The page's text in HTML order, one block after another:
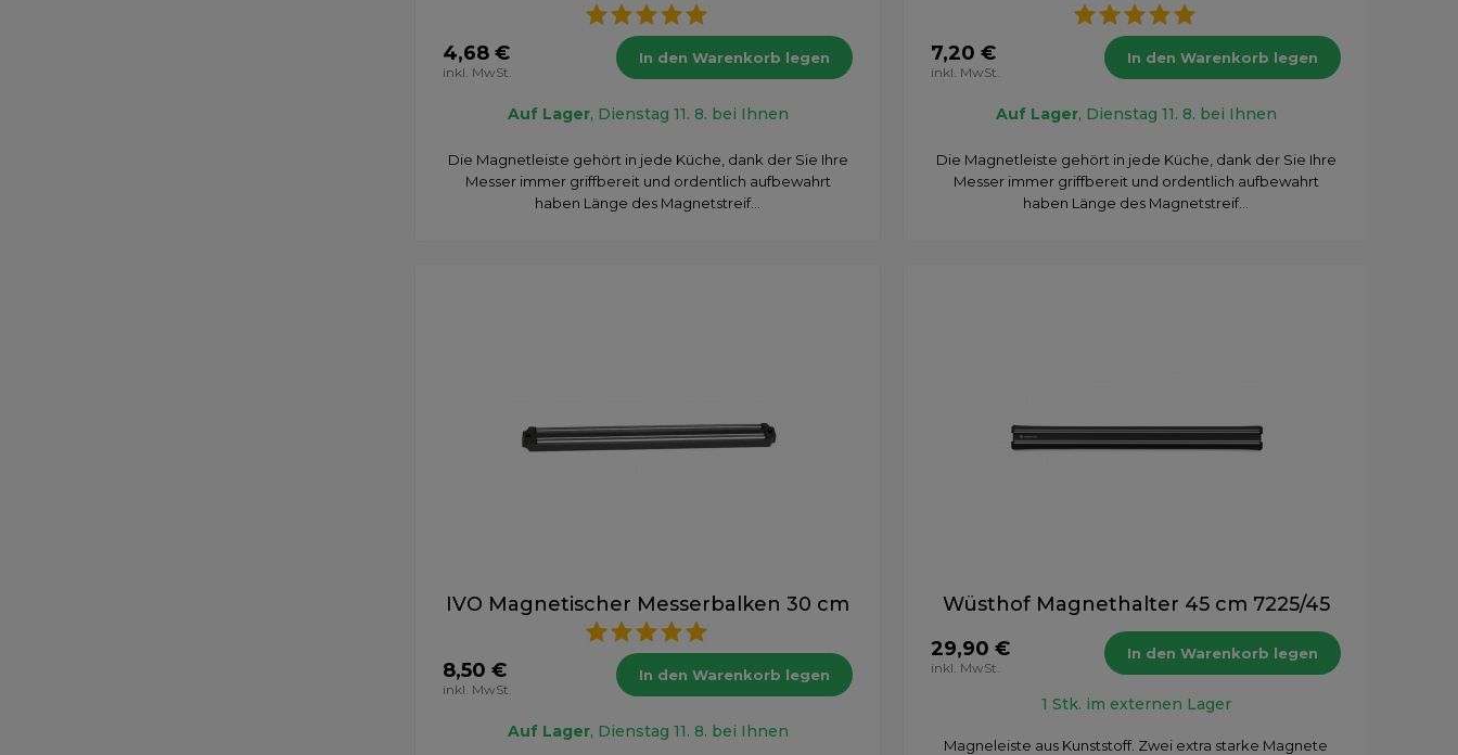
4,68 €
inkl. MwSt.
In den Warenkorb legen
Auf Lager, Dienstag 11. 8. bei Ihnen
Die Magnetleiste gehört in jede Küche, dank der Sie Ihre
Messer immer griffbereit und ordentlich aufbewahrt
haben Länge des Magnetstreif...
7,20 €
inkl. MwSt.
In den Warenkorb legen
Auf Lager, Dienstag 11. 8. bei Ihnen
Die Magnetleiste gehört in jede Küche, dank der Sie Ihre
Messer immer griffbereit und ordentlich aufbewahrt
haben Länge des Magnetstreif...
IVO Magnetischer Messerbalken 30 cm
8,50 €
inkl. MwSt.
In den Warenkorb legen
Auf Lager, Dienstag 11. 8. bei Ihnen
Wüsthof Magnethalter 45 cm 7225/45
29,90 €
inkl. MwSt.
In den Warenkorb legen
1 Stk. im externen Lager
Magneleiste aus Kunststoff. Zwei extra starke Magnete